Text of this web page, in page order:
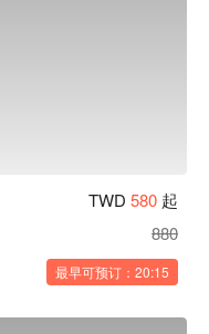
TWD 580 起
880
最早可预订：20:15